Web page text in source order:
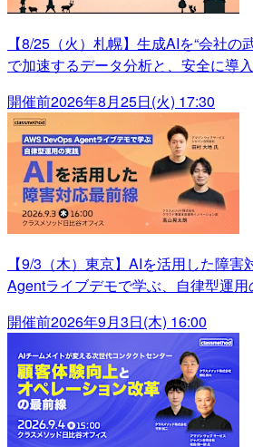
【8/25（火）札幌】生成AIを“会社の
で加速するデータ分析と、安全に導
開催前2026年8月25日(火) 17:30
【9/3（木）東京】AIを活用した障
Agentライブデモで学ぶ、自律型運用
開催前2026年9月3日(木) 16:00